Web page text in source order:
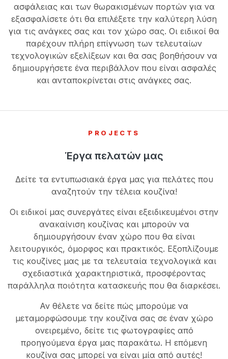
ασφάλειας και των θωρακισμένων πορτών για να
εξασφαλίσετε ότι θα επιλέξετε την καλύτερη λύση
για τις ανάγκες σας και τον χώρο σας. Οι ειδικοί θα
παρέχουν πλήρη επίγνωση των τελευταίων
τεχνολογικών εξελίξεων και θα σας βοηθήσουν να
δημιουργήσετε ένα περιβάλλον που είναι ασφαλές
και ανταποκρίνεται στις ανάγκες σας.
PROJECTS
Έργα πελατών μας
Δείτε τα εντυπωσιακά έργα μας για πελάτες που
αναζητούν την τέλεια κουζίνα!
Οι ειδικοί μας συνεργάτες είναι εξειδικευμένοι στην
ανακαίνιση κουζίνας και μπορούν να
δημιουργήσουν έναν χώρο που θα είναι
λειτουργικός, όμορφος και πρακτικός. Εξοπλίζουμε
τις κουζίνες μας με τα τελευταία τεχνολογικά και
σχεδιαστικά χαρακτηριστικά, προσφέροντας
παράλληλα ποιότητα κατασκευής που θα διαρκέσει.
Αν θέλετε να δείτε πώς μπορούμε να
μεταμορφώσουμε την κουζίνα σας σε έναν χώρο
ονειρεμένο, δείτε τις φωτογραφίες από
προηγούμενα έργα μας παρακάτω. Η επόμενη
κουζίνα σας μπορεί να είναι μία από αυτές!